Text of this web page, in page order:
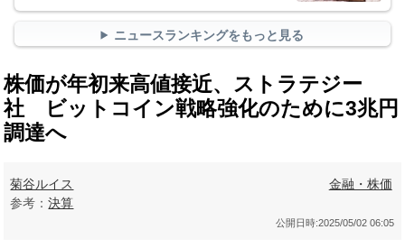
ニュースランキングをもっと見る
株価が年初来高値接近、ストラテジー
社 ビットコイン戦略強化のために3兆円
調達へ
菊谷ルイス
参考：決算
金融・株価
公開日時:2025/05/02 06:05